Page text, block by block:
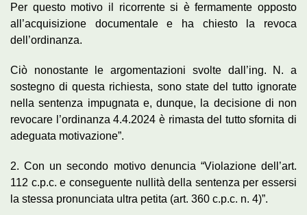
Per questo motivo il ricorrente si è fermamente opposto
all’acquisizione documentale e ha chiesto la revoca
dell’ordinanza.
Ciò nonostante le argomentazioni svolte dall’ing. N. a
sostegno di questa richiesta, sono state del tutto ignorate
nella sentenza impugnata e, dunque, la decisione di non
revocare l’ordinanza 4.4.2024 è rimasta del tutto sfornita di
adeguata motivazione”.
2. Con un secondo motivo denuncia “Violazione dell’art.
112 c.p.c. e conseguente nullità della sentenza per essersi
la stessa pronunciata ultra petita (art. 360 c.p.c. n. 4)”.